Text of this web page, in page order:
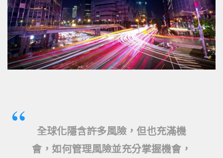
全球化隱含許多風險，但也充滿機
會，如何管理風險並充分掌握機會，